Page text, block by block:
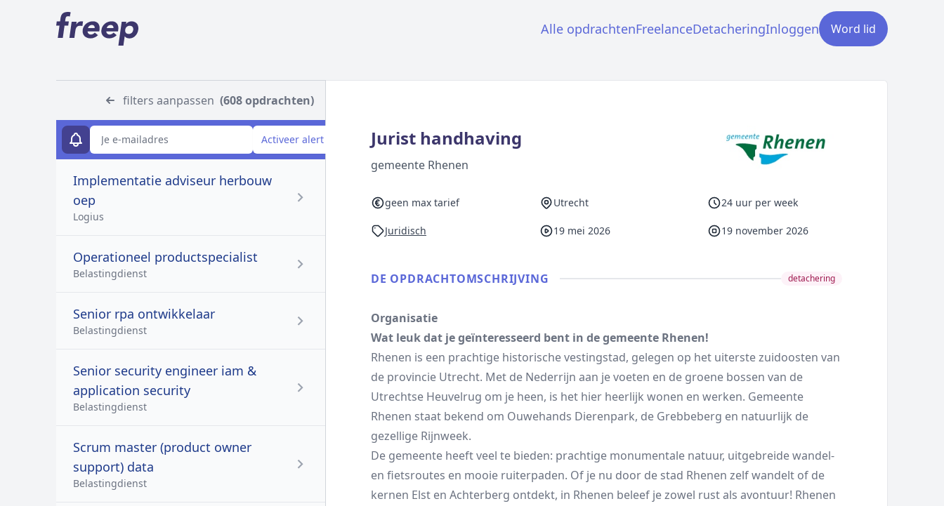
Alle opdrachtenFreelanceDetacheringInloggen Word lid
filters aanpassen (608 opdrachten)
E-mailadres
Activeer alert
Implementatie adviseur herbouw
oep
Logius
Operationeel productspecialist
Belastingdienst
Senior rpa ontwikkelaar
Belastingdienst
Senior security engineer iam &
application security
Belastingdienst
Scrum master (product owner
support) data
Belastingdienst
Jurist handhaving
gemeente Rhenen
geen max tarief Utrecht 24 uur per week
Juridisch 19 mei 2026 19 november 2026
DE OPDRACHT­OMSCHRIJVING detachering
Organisatie
Wat leuk dat je geïnteresseerd bent in de gemeente Rhenen!
Rhenen is een prachtige historische vestingstad, gelegen op het uiterste zuidoosten van
de provincie Utrecht. Met de Nederrijn aan je voeten en de groene bossen van de
Utrechtse Heuvelrug om je heen, is het hier heerlijk wonen en werken. Gemeente
Rhenen staat bekend om Ouwehands Dierenpark, de Grebbeberg en natuurlijk de
gezellige Rijnweek.
De gemeente heeft veel te bieden: prachtige monumentale natuur, uitgebreide wandel-
en fietsroutes en mooie ruiterpaden. Of je nu door de stad Rhenen zelf wandelt of de
kernen Elst en Achterberg ontdekt, in Rhenen beleef je zowel rust als avontuur! Rhenen